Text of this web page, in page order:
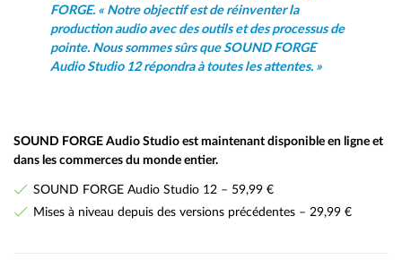
FORGE. « Notre objectif est de réinventer la
production audio avec des outils et des processus de
pointe. Nous sommes sûrs que SOUND FORGE
Audio Studio 12 répondra à toutes les attentes. »
SOUND FORGE Audio Studio est maintenant disponible en ligne et
dans les commerces du monde entier.
SOUND FORGE Audio Studio 12 – 59,99 €
Mises à niveau depuis des versions précédentes – 29,99 €